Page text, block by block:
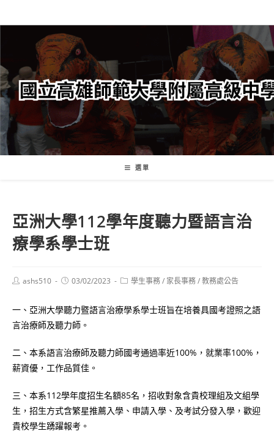
轉
要
內
容
選單
亞洲大學112學年度聽力暨語言治
療學系學士班
Postashs510
Post03/02/2023
Post學生事務/ 家長事務/教務處公告
一、亞洲大學聽力暨語言治療學系學士班旨在培養具國考證照之語
言治療師及聽力師。
二、本系語言治療師及聽力師國考通過率近100%，就業率100%，
薪資優，工作品質佳。
三、本系112學年度招生名額85名，招收對象含貴校理組及文組學
生，招生方式含繁星推薦入學、申請入學、及考試分發入學，歡迎
貴校學生踴躍報考。